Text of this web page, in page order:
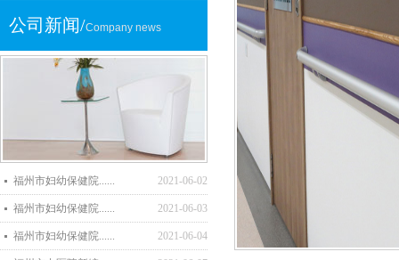
公司新闻/Company news
福州市妇幼保健院...... 2021-06-02
福州市妇幼保健院...... 2021-06-03
福州市妇幼保健院...... 2021-06-04